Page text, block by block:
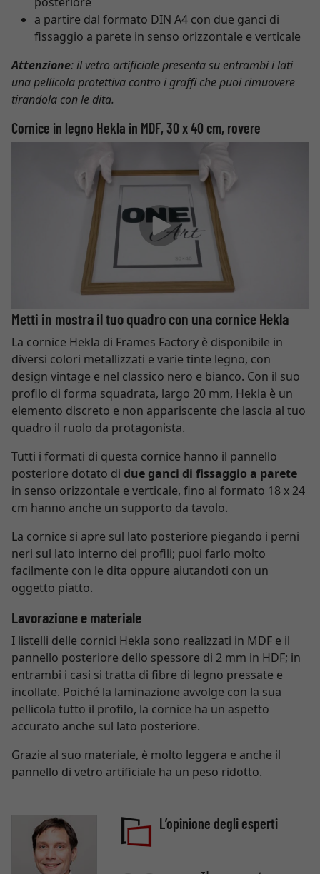
a partire dal formato DIN A4 con due ganci di
fissaggio a parete in senso orizzontale e verticale
Attenzione: il vetro artificiale presenta su entrambi i lati
una pellicola protettiva contro i graffi che puoi rimuovere
tirandola con le dita.
Cornice in legno Hekla in MDF, 30 x 40 cm, rovere
Metti in mostra il tuo quadro con una cornice Hekla
La cornice Hekla di Frames Factory è disponibile in
diversi colori metallizzati e varie tinte legno, con
design vintage e nel classico nero e bianco. Con il suo
profilo di forma squadrata, largo 20 mm, Hekla è un
elemento discreto e non appariscente che lascia al tuo
quadro il ruolo da protagonista.
Tutti i formati di questa cornice hanno il pannello
posteriore dotato di due ganci di fissaggio a parete
in senso orizzontale e verticale, fino al formato 18 x 24
cm hanno anche un supporto da tavolo.
La cornice si apre sul lato posteriore piegando i perni
neri sul lato interno dei profili; puoi farlo molto
facilmente con le dita oppure aiutandoti con un
oggetto piatto.
Lavorazione e materiale
I listelli delle cornici Hekla sono realizzati in MDF e il
pannello posteriore dello spessore di 2 mm in HDF; in
entrambi i casi si tratta di fibre di legno pressate e
incollate. Poiché la laminazione avvolge con la sua
pellicola tutto il profilo, la cornice ha un aspetto
accurato anche sul lato posteriore.
Grazie al suo materiale, è molto leggera e anche il
pannello di vetro artificiale ha un peso ridotto.
L’opinione degli esperti